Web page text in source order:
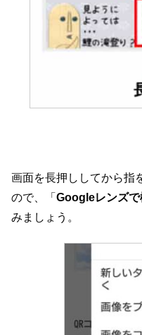
画面を長押ししてから指
ので、「 Googleレンズで
みましょう。